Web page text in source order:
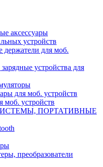
аксессуары
устройств
для моб.
устройства для
для моб. устройств
устройств
ПОРТАТИВНЫЕ
преобразователи